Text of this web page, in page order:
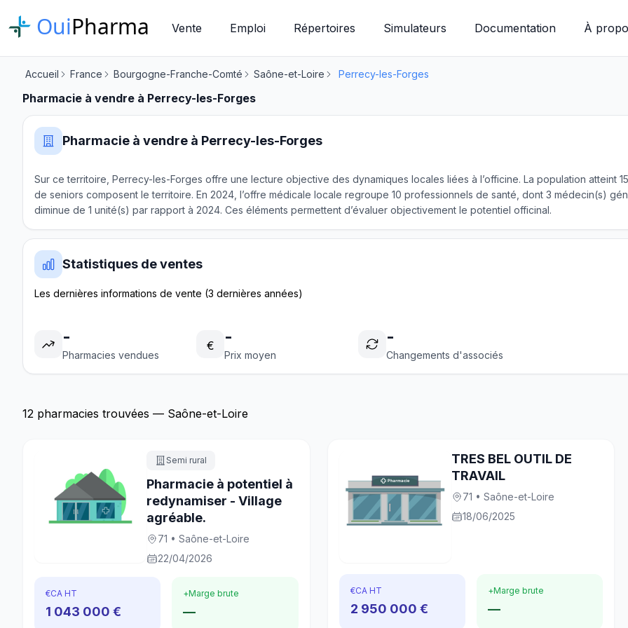
OuiPharma Vente Emploi Répertoires Simulateurs Documentation À
Accueil France Bourgogne-Franche-Comté Saône-et-Loire Perrecy-les-Forges
Pharmacie à vendre à Perrecy-les-Forges
Pharmacie à vendre à Perrecy-les-Forges
Sur ce territoire, Perrecy-les-Forges offre une lecture objective des dynamiques locales liées à l’officine. La population atteint
de seniors composent le territoire. En 2024, l’offre médicale locale regroupe 10 professionnels de santé, dont 3 médecin(s)
diminue de 1 unité(s) par rapport à 2024. Ces éléments permettent d’évaluer objectivement le potentiel officinal.
Statistiques de ventes
Les dernières informations de vente (3 dernières années)
-
Pharmacies vendues
€ -
Prix moyen
-
Changements d'associés
12 pharmacies trouvées — Saône-et-Loire
Semi rural
Pharmacie à potentiel à
redynamiser - Village
agréable.
71 • Saône-et-Loire
22/04/2026
€CA HT
1 043 000 €
+Marge brute
—
TRES BEL OUTIL DE
TRAVAIL
71 • Saône-et-Loire
18/06/2025
€CA HT
2 950 000 €
+Marge brute
—